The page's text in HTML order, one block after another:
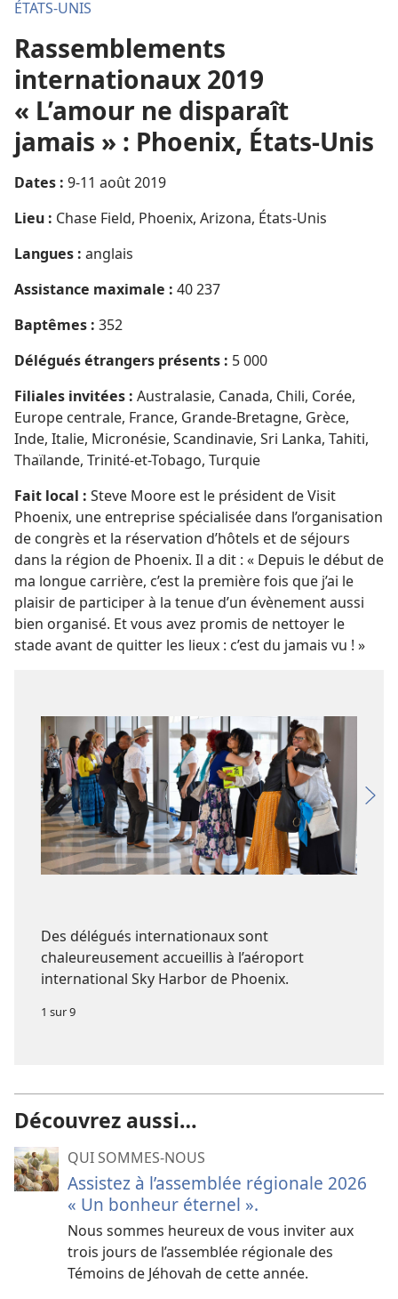
ÉTATS-UNIS
Rassemblements
internationaux 2019
« L’amour ne disparaît
jamais » : Phoenix, États-Unis
Dates : 9-11 août 2019
Lieu : Chase Field, Phoenix, Arizona, États-Unis
Langues : anglais
Assistance maximale : 40 237
Baptêmes : 352
Délégués étrangers présents : 5 000
Filiales invitées : Australasie, Canada, Chili, Corée,
Europe centrale, France, Grande-Bretagne, Grèce,
Inde, Italie, Micronésie, Scandinavie, Sri Lanka, Tahiti,
Thaïlande, Trinité-et-Tobago, Turquie
Fait local : Steve Moore est le président de Visit
Phoenix, une entreprise spécialisée dans l’organisation
de congrès et la réservation d’hôtels et de séjours
dans la région de Phoenix. Il a dit : « Depuis le début de
ma longue carrière, c’est la première fois que j’ai le
plaisir de participer à la tenue d’un évènement aussi
bien organisé. Et vous avez promis de nettoyer le
stade avant de quitter les lieux : c’est du jamais vu ! »
Des délégués internationaux sont
chaleureusement accueillis à l’aéroport
international Sky Harbor de Phoenix.
1 sur 9
Découvrez aussi…
QUI SOMMES-NOUS
Assistez à l’assemblée régionale 2026
« Un bonheur éternel ».
Nous sommes heureux de vous inviter aux
trois jours de l’assemblée régionale des
Témoins de Jéhovah de cette année.